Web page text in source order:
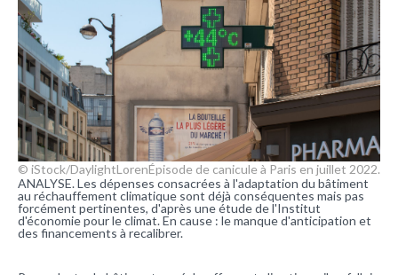
© iStock/DaylightLorenÉpisode de canicule à Paris en juillet 2022.
ANALYSE. Les dépenses consacrées à l'adaptation du bâtiment
au réchauffement climatique sont déjà conséquentes mais pas
forcément pertinentes, d'après une étude de l'Institut
d'économie pour le climat. En cause : le manque d'anticipation et
des financements à recalibrer.